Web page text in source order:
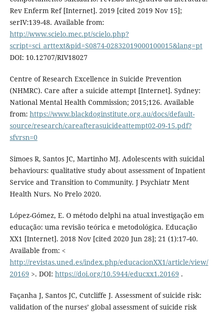
Rev Enferm Ref [Internet]. 2019 [cited 2019 Nov 15];
serIV:139-48. Available from:
http://www.scielo.mec.pt/scielo.php?
script=sci_arttext&pid=S0874-02832019000100015&lang=pt
DOI: 10.12707/RIV18027
Centre of Research Excellence in Suicide Prevention
(NHMRC). Care after a suicide attempt [Internet]. Sydney:
National Mental Health Commission; 2015;126. Available
from: https://www.blackdoginstitute.org.au/docs/default-
source/research/careafterasuicideattempt02-09-15.pdf?
sfvrsn=0
Simoes R, Santos JC, Martinho MJ. Adolescents with suicidal
behaviours: qualitative study about assessment of Inpatient
Service and Transition to Community. J Psychiatr Ment
Health Nurs. No Prelo 2020.
López-Gómez, E. O método delphi na atual investigação em
educação: uma revisão teórica e metodológica. Educação
XX1 [Internet]. 2018 Nov [cited 2020 Jun 28]; 21 (1):17-40.
Available from: <
http://revistas.uned.es/index.php/educacionXX1/article/view/
20169 >. DOI: https://doi.org/10.5944/educxx1.20169 .
Façanha J, Santos JC, Cutcliffe J. Assessment of suicide risk:
validation of the nurses’ global assessment of suicide risk